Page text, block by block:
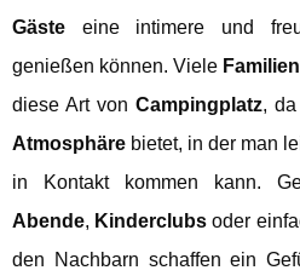
Gäste eine intimere und
genießen können. Viele Familien
diese Art von Campingplatz,
Atmosphäre bietet, in der man
in Kontakt kommen kann.
Abende, Kinderclubs oder
den Nachbarn schaffen ein